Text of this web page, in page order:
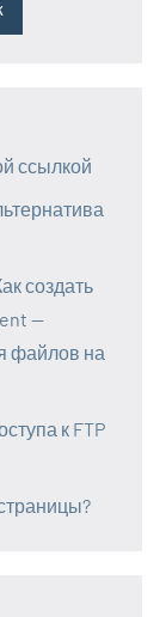
ссылкой
создать
—
файлов на
к FTP